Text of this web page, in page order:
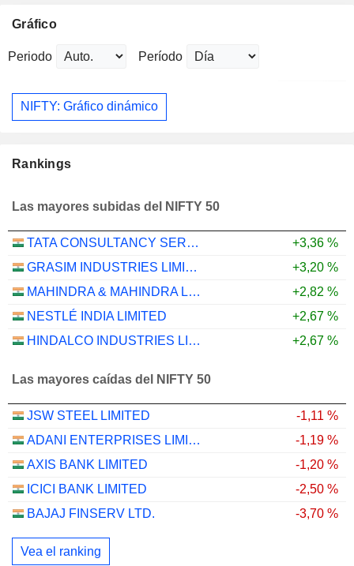
Gráfico
Periodo Período
NIFTY: Gráfico dinámico
Rankings
Las mayores subidas del NIFTY 50
TATA CONSULTANCY SERVICES LTD.
+3,36 %
GRASIM INDUSTRIES LIMITED
+3,20 %
MAHINDRA & MAHINDRA LIMITED
+2,82 %
NESTLÉ INDIA LIMITED
+2,67 %
HINDALCO INDUSTRIES LIMITED
+2,67 %
Las mayores caídas del NIFTY 50
JSW STEEL LIMITED
-1,11 %
ADANI ENTERPRISES LIMITED
-1,19 %
AXIS BANK LIMITED
-1,20 %
ICICI BANK LIMITED
-2,50 %
BAJAJ FINSERV LTD.
-3,70 %
Vea el ranking